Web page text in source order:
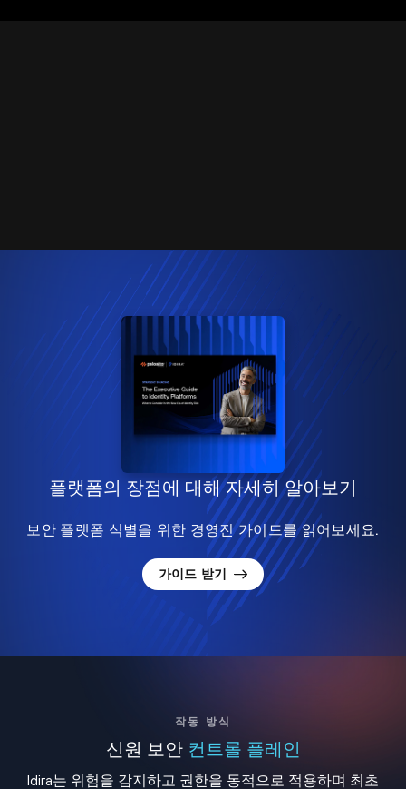
플랫폼의 장점에 대해 자세히 알아보기
보안 플랫폼 식별을 위한 경영진 가이드를 읽어보세요.
가이드 받기
작동 방식
신원 보안 컨트롤 플레인
Idira는 위험을 감지하고 권한을 동적으로 적용하며 최초